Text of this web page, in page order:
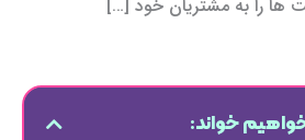
ها را به مشتریان خود […]
خواند: